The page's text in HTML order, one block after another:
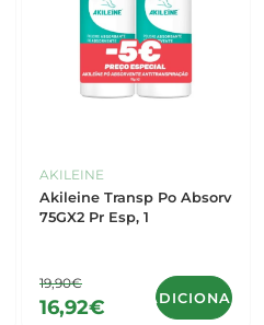
AKILEINE
Akileine Transp Po Absorv
75GX2 Pr Esp, 1
19,90€
16,92€ ADICIONAR